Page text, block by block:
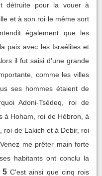
détruite pour la vouer à
et à son roi le même sort
également que les
paix avec les Israélites et
il fut saisi d'une grande
comme les villes
ses hommes étaient de
Adoni-Tsédeq, roi de
à Hoham, roi de Hébron, à
roi de Lakich et à Debir, roi
Venez me prêter main forte
habitants ont conclu la
5 C'est ainsi que cinq rois